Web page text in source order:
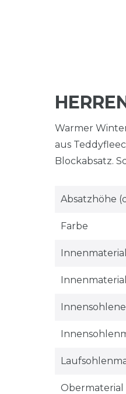
Warmer
aus
Blockabsatz.
Absatzhöhe
Farbe
Innenmaterial
Obermaterial